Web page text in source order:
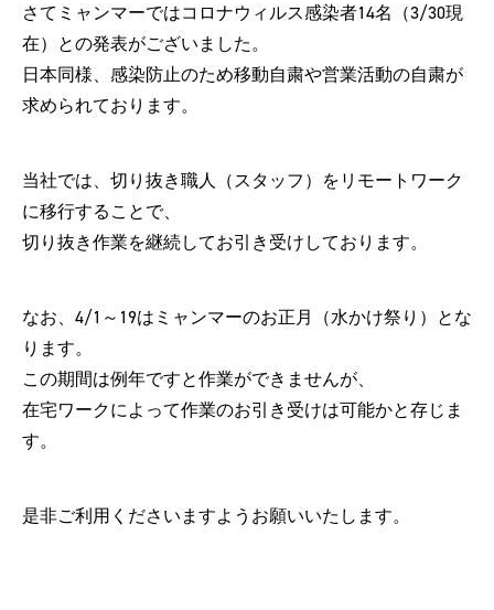
さてミャンマーではコロナウィルス感染者14名（3/30現
在）との発表がございました。
日本同様、感染防止のため移動自粛や営業活動の自粛が
求められております。
当社では、切り抜き職人（スタッフ）をリモートワーク
に移行することで、
切り抜き作業を継続してお引き受けしております。
なお、4/1～19はミャンマーのお正月（水かけ祭り）とな
ります。
この期間は例年ですと作業ができませんが、
在宅ワークによって作業のお引き受けは可能かと存じま
す。
是非ご利用くださいますようお願いいたします。